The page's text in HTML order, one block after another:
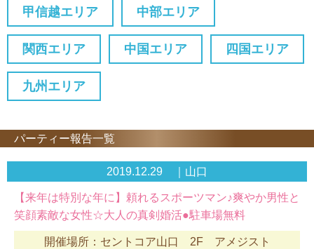
甲信越エリア 中部エリア
関西エリア 中国エリア 四国エリア
九州エリア
パーティー報告一覧
2019.12.29 ｜山口
【来年は特別な年に】頼れるスポーツマン♪爽やか男性と
笑顔素敵な女性☆大人の真剣婚活●駐車場無料
開催場所：セントコア山口 2F アメジスト